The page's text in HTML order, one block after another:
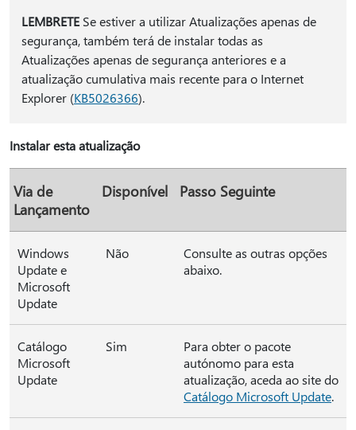
LEMBRETESe estiver a utilizar Atualizações apenas de
segurança, também terá de instalar todas as
Atualizações apenas de segurança anteriores e a
atualização cumulativa mais recente para o Internet
Explorer (KB5026366).
Instalar esta atualização
Via de
Lançamento
Disponível Passo Seguinte
Windows
Update e
Microsoft
Update
Não
Consulte as outras opções
abaixo.
Catálogo
Microsoft
Update
Sim
Para obter o pacote
autónomo para esta
atualização, aceda ao site do
Catálogo Microsoft Update.